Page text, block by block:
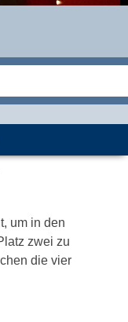
um in den
zwei zu
die vier